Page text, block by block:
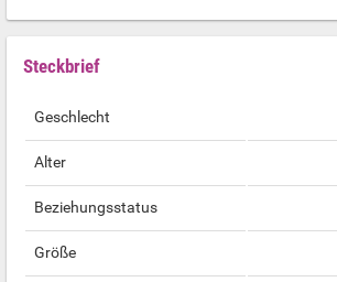
Steckbrief
Geschlecht
Alter
Beziehungsstatus
Größe